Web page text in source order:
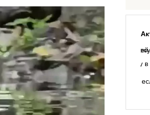
Семья с ребёнком заблудилась в лесу
бухты Спокойной — напоминаем, как
подготовиться к походу, и что делать,
заблудился